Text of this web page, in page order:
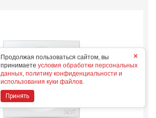
×
Продолжая пользоваться сайтом, вы
принимаете условия обработки персональных
данных, политику конфиденциальности и
использования куки файлов.
Принять